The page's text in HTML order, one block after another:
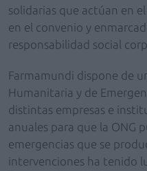
solidarias que actúan en
en el convenio y
responsabilidad social
Farmamundi dispone de
Humanitaria y de
distintas empresas e
anuales para que la ONG
emergencias que se
intervenciones ha tenido